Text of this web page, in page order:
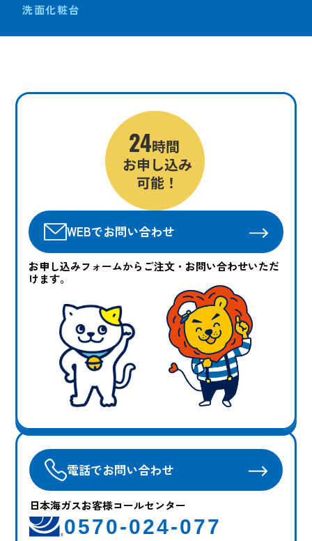
洗面化粧台
WEBでお問い合わせ
お申し込みフォームからご注文・お問い合わせいただ
けます。
電話でお問い合わせ
日本海ガスお客様コールセンター
0570-024-077